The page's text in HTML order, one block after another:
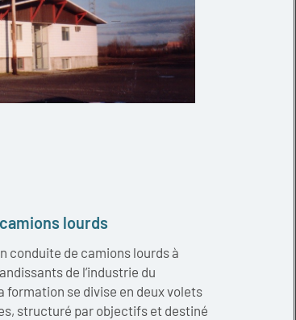
lourds
conduite de camions lourds à
de l’industrie du
formation se divise en deux volets
structuré par objectifs et destiné